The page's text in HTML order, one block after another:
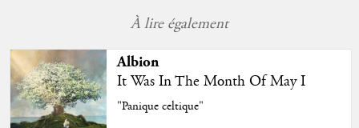
À lire également
Albion
It Was In The Month Of May I
"Panique celtique"